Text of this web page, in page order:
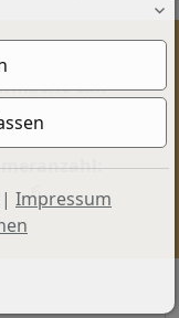
ca.:
6
| Impressum